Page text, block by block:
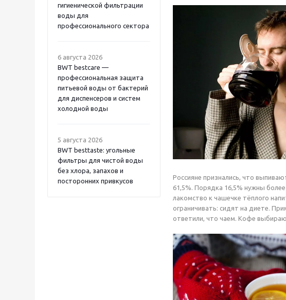
гигиенической фильтрации
воды для
профессионального сектора
6 августа 2026
BWT bestcare —
профессиональная защита
питьевой воды от бактерий
для диспенсеров и систем
холодной воды
5 августа 2026
BWT besttaste: угольные
фильтры для чистой воды
без хлора, запахов и
посторонних привкусов
Россияне признались, что
61,5%. Порядка 16,5% нужны
лакомство к чашечке тёплого
ограничивать: сидят на диете.
ответили, что чаем. Кофе